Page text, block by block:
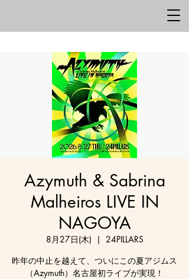
Azymuth & Sabrina
Malheiros LIVE IN
NAGOYA
8月27日(木)
  |
24PILLARS
昨年の中止を越えて、ついにこの夏アジムス
（Azymuth）名古屋初ライブが実現！